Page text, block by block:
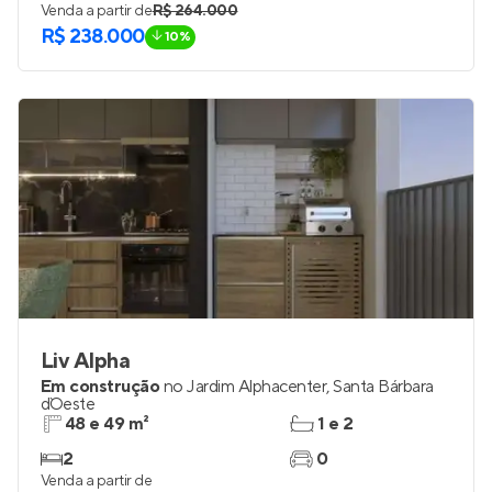
Venda a partir deR$ 264.000
R$ 238.000 10%
Liv Alpha
Em construçãono Jardim Alphacenter,Santa Bárbara
d`Oeste
48 e 49 m²
2
1 e 2
0
Venda a partir de